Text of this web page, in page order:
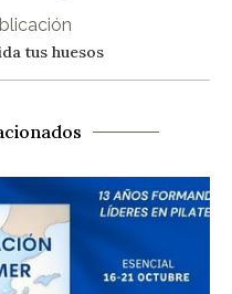
tus huesos